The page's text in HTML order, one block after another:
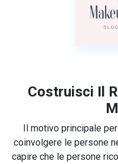
Costruisci Il
Il motivo principale
coinvolgere le persone
capire che le persone